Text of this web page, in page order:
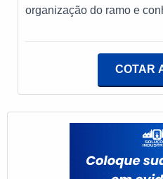
organização do ramo e
FLUIDO TÉRMICO
Empresa especializada
vapor serpentinado
TGR, garantindo a
final, com foco total na
em aquecedor de fluido
COTAR